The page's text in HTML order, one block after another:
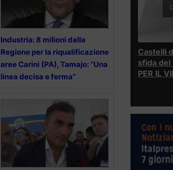
Industria: 8 milioni dalla
Regione per la riqualificazione
aree Carini (PA), Tamajo: “Una
linea decisa e ferma”
Castelli
sfida del
PER IL